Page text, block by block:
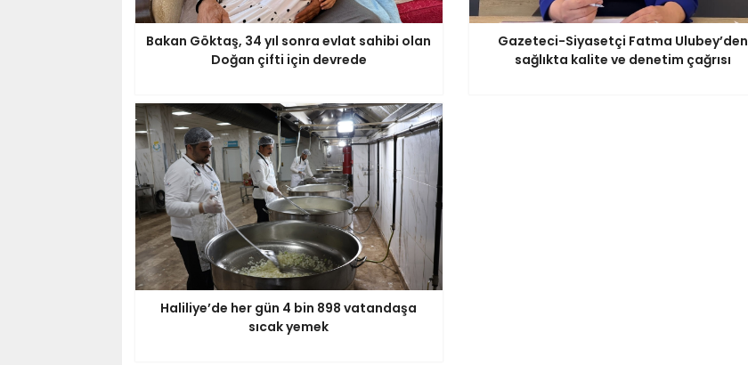
Bakan Göktaş, 34 yıl sonra evlat sahibi olan
Doğan çifti için devrede
Gazeteci-Siyasetçi Fatma Ulubey’den
sağlıkta kalite ve denetim çağrısı
Haliliye’de her gün 4 bin 898 vatandaşa
sıcak yemek